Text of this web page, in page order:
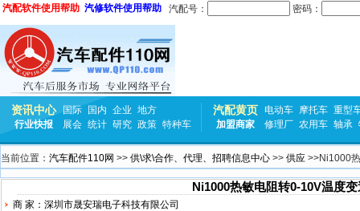
汽配软件使用帮助 汽修软件使用帮助 汽配号： 密码：
资讯中心 国际 国内 企业 地方
行业快报
展会 统计 研究 政策 特种车
汽配黄页 电动车 摩托车 重型
加盟商家
修理厂 农用车 轴承
当前位置： 汽车配件110网 >> 供\求\合作、代理、招聘信息中心 >> 供应 >>Ni1000
Ni1000热敏电阻转0-10V温度
商 家：深圳市晟安瑞电子科技有限公司